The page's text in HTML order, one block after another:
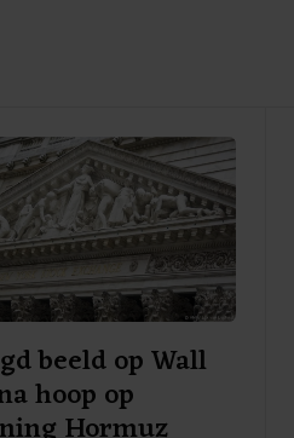
beeld op Wall
hoop op